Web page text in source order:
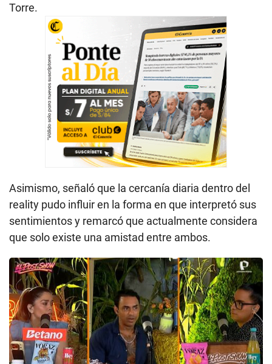
Torre.
Asimismo, señaló que la cercanía diaria dentro del
reality pudo influir en la forma en que interpretó sus
sentimientos y remarcó que actualmente considera
que solo existe una amistad entre ambos.